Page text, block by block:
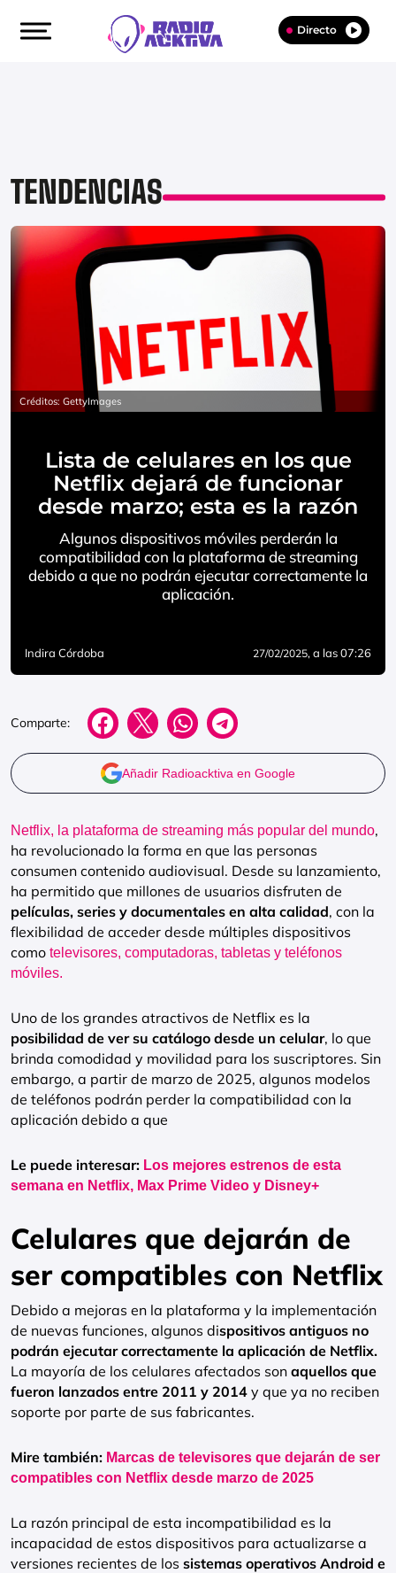
Directo
TENDENCIAS
Créditos: GettyImages
Lista de celulares en los que
Netflix dejará de funcionar
desde marzo; esta es la razón
Algunos dispositivos móviles perderán la
compatibilidad con la plataforma de streaming
debido a que no podrán ejecutar correctamente la
aplicación.
Indira Córdoba 27/02/2025, a las 07:26
Comparte:
Añadir Radioacktiva en Google
Netflix, la plataforma de streaming más popular del mundo,
ha revolucionado la forma en que las personas
consumen contenido audiovisual. Desde su lanzamiento,
ha permitido que millones de usuarios disfruten de
películas, series y documentales en alta calidad, con la
flexibilidad de acceder desde múltiples dispositivos
como televisores, computadoras, tabletas y teléfonos
móviles.
Uno de los grandes atractivos de Netflix es la
posibilidad de ver su catálogo desde un celular, lo que
brinda comodidad y movilidad para los suscriptores. Sin
embargo, a partir de marzo de 2025, algunos modelos
de teléfonos podrán perder la compatibilidad con la
aplicación debido a que
Le puede interesar: Los mejores estrenos de esta
semana en Netflix, Max Prime Video y Disney+
Celulares que dejarán de
ser compatibles con Netflix
Debido a mejoras en la plataforma y la implementación
de nuevas funciones, algunos dispositivos antiguos no
podrán ejecutar correctamente la aplicación de Netflix.
La mayoría de los celulares afectados son aquellos que
fueron lanzados entre 2011 y 2014 y que ya no reciben
soporte por parte de sus fabricantes.
Mire también: Marcas de televisores que dejarán de ser
compatibles con Netflix desde marzo de 2025
La razón principal de esta incompatibilidad es la
incapacidad de estos dispositivos para actualizarse a
versiones recientes de los sistemas operativos Android e